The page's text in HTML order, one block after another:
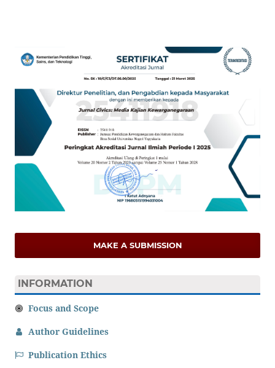
MAKE A SUBMISSION
INFORMATION
Focus and Scope
Author Guidelines
Publication Ethics